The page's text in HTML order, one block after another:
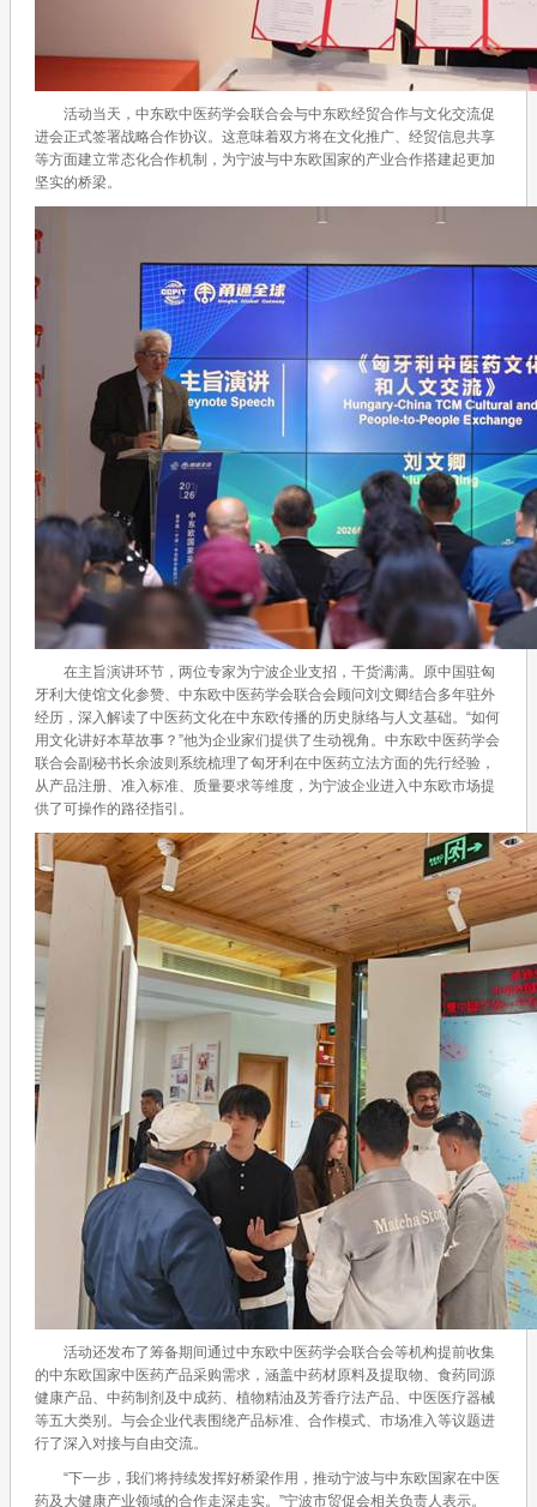
活动当天，中东欧中医药学会联合会与中东欧经贸合作与文化交流促
进会正式签署战略合作协议。这意味着双方将在文化推广、经贸信息共享
等方面建立常态化合作机制，为宁波与中东欧国家的产业合作搭建起更加
坚实的桥梁。
在主旨演讲环节，两位专家为宁波企业支招，干货满满。原中国驻匈
牙利大使馆文化参赞、中东欧中医药学会联合会顾问刘文卿结合多年驻外
经历，深入解读了中医药文化在中东欧传播的历史脉络与人文基础。“如何
用文化讲好本草故事？”他为企业家们提供了生动视角。中东欧中医药学会
联合会副秘书长余波则系统梳理了匈牙利在中医药立法方面的先行经验，
从产品注册、准入标准、质量要求等维度，为宁波企业进入中东欧市场提
供了可操作的路径指引。
活动还发布了筹备期间通过中东欧中医药学会联合会等机构提前收集
的中东欧国家中医药产品采购需求，涵盖中药材原料及提取物、食药同源
健康产品、中药制剂及中成药、植物精油及芳香疗法产品、中医医疗器械
等五大类别。与会企业代表围绕产品标准、合作模式、市场准入等议题进
行了深入对接与自由交流。
“下一步，我们将持续发挥好桥梁作用，推动宁波与中东欧国家在中医
药及大健康产业领域的合作走深走实。”宁波市贸促会相关负责人表示。